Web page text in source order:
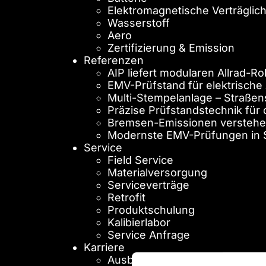
Elektromagnetische
Wasserstoff
Aero
Zertifizierung & Emission
Referenzen
AIP liefert modularen Allrad-
EMV-Prüfstand für
Multi-Stempelanlage –
Präzise Prüfstandstechnik für
Bremsen-Emissionen
Modernste EMV-Prüfungen in
Service
Field Service
Materialversorgung
Serviceverträge
Retrofit
Produktschulung
Kalibierlabor
Service Anfrage
Karriere
Ausbildung zum